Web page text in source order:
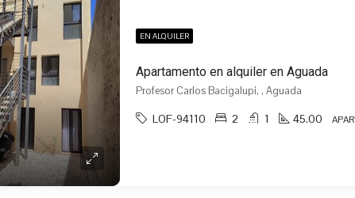
EN ALQUILER
Apartamento en alquiler en Aguada
Profesor Carlos Bacigalupi, , Aguada
LOF-94110 2 1 45.00